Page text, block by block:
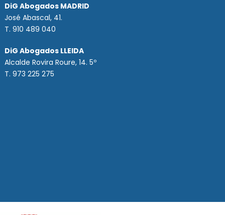
DiG Abogados MADRID
José Abascal, 41.
T.910 489 040
DiG Abogados LLEIDA
Alcalde Rovira Roure, 14. 5º
T. 973 225 275